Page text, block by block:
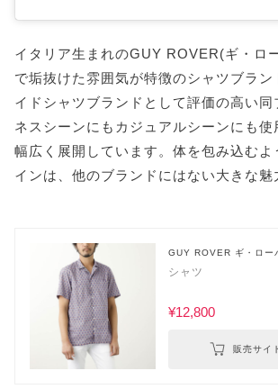
イタリア生まれのGUY ROVER(ギ・ロ
で垢抜けた雰囲気が特徴のシャツブラン
イドシャツブランドとして評価の高い同
ネスシーンにもカジュアルシーンにも使
幅広く展開しています。体を包み込むよ
インは、他のブランドにはない大きな魅
GUY ROVER ギ・ロー
シャツ
¥12,800
販売サイ